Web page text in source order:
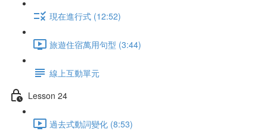
現在進行式 (12:52)
旅遊住宿萬用句型 (3:44)
線上互動單元
Lesson 24
過去式動詞變化 (8:53)